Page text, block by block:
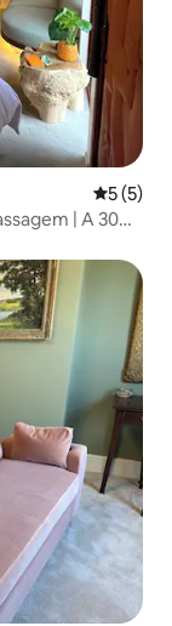
5 de
5 (5)
| A 30